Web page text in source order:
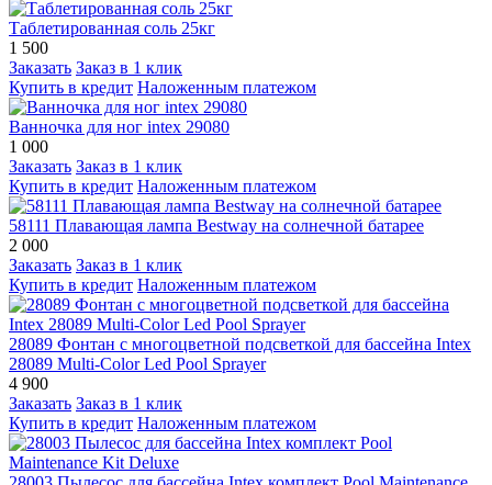
Таблетированная соль 25кг
1 500
Заказать Заказ в 1 клик
Купить в кредит Наложенным платежом
Ванночка для ног intex 29080
1 000
Заказать Заказ в 1 клик
Купить в кредит Наложенным платежом
58111 Плавающая лампа Bestway на солнечной батарее
2 000
Заказать Заказ в 1 клик
Купить в кредит Наложенным платежом
28089 Фонтан с многоцветной подсветкой для бассейна Intex
28089 Multi-Color Led Pool Sprayer
4 900
Заказать Заказ в 1 клик
Купить в кредит Наложенным платежом